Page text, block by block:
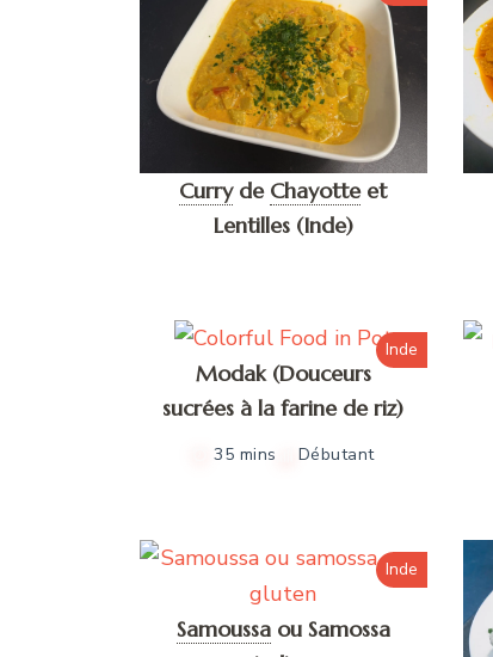
Curry de Chayotte et
Lentilles (Inde)
Inde
Modak (Douceurs
sucrées à la farine de riz)
35 mins Débutant
Inde
Samoussa ou Samossa